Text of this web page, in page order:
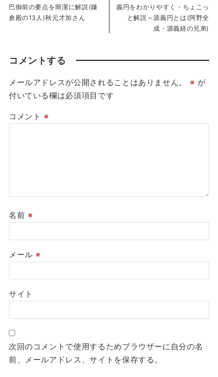
巴御前の要点を簡潔に解説(鎌
倉殿の13人)秋元才加さん
義円をわかりやすく・ちょこっ
と解説～源義円とは(阿野全
成・源義経の兄弟)
コメントする
メールアドレスが公開されることはありません。 ※ が
付いている欄は必須項目です
コメント ※
名前 ※
メール ※
サイト
次回のコメントで使用するためブラウザーに自分の名
前、メールアドレス、サイトを保存する。